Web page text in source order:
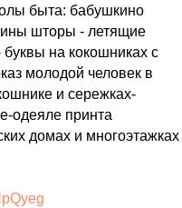
быта: бабушкино
шторы - летящие
буквы на кокошниках с
молодой человек в
и сережках-
одеяле принта
домах и многоэтажках